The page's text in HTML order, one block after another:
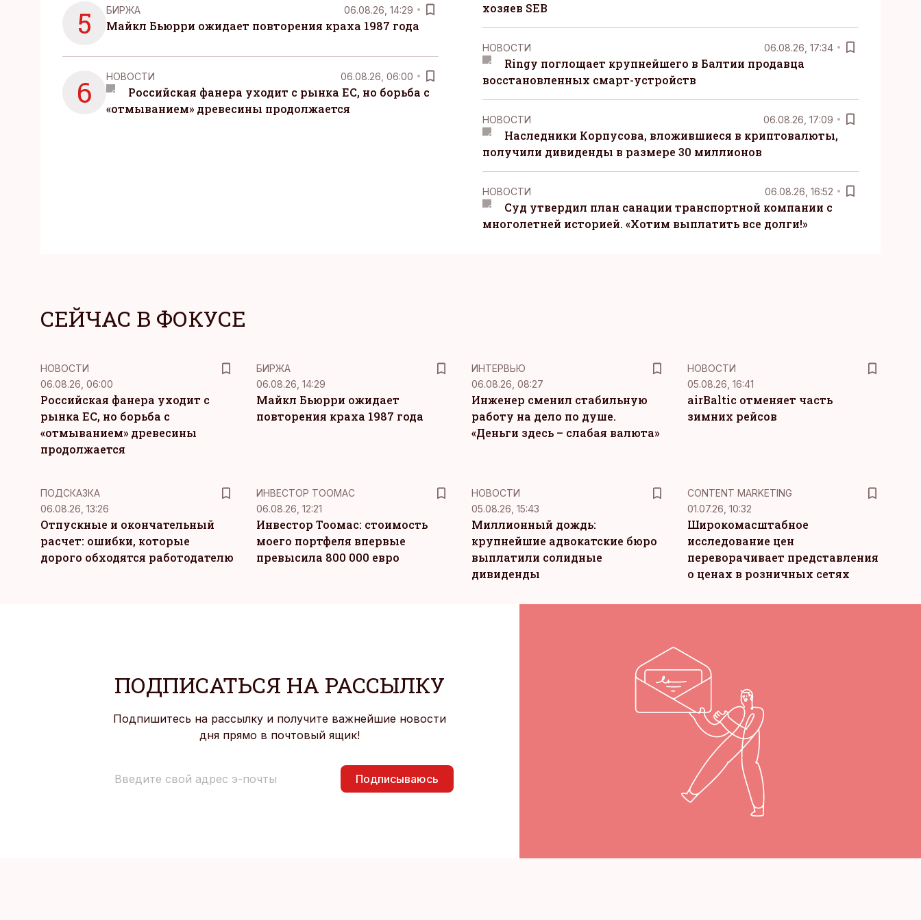
5 БИРЖА 06.08.26, 14:29
Майкл Бьюрри ожидает повторения краха 1987 года
6 НОВОСТИ 06.08.26, 06:00
Российская фанера уходит с рынка ЕС, но борьба с
«отмыванием» древесины продолжается
хозяев SEB
НОВОСТИ 06.08.26, 17:34
Ringy поглощает крупнейшего в Балтии продавца
восстановленных смарт-устройств
НОВОСТИ 06.08.26, 17:09
Наследники Корпусова, вложившиеся в криптовалюты,
получили дивиденды в размере 30 миллионов
НОВОСТИ 06.08.26, 16:52
Суд утвердил план санации транспортной компании с
многолетней историей. «Хотим выплатить все долги!»
СЕЙЧАС В ФОКУСЕ
НОВОСТИ
06.08.26, 06:00
Российская фанера уходит с
рынка ЕС, но борьба с
«отмыванием» древесины
продолжается
БИРЖА
06.08.26, 14:29
Майкл Бьюрри ожидает
повторения краха 1987 года
ИНТЕРВЬЮ
06.08.26, 08:27
Инженер сменил стабильную
работу на дело по душе.
«Деньги здесь – слабая валюта»
НОВОСТИ
05.08.26, 16:41
airBaltic отменяет часть
зимних рейсов
ПОДСКАЗКА
06.08.26, 13:26
Отпускные и окончательный
расчет: ошибки, которые
дорого обходятся работодателю
ИНВЕСТОР ТООМАС
06.08.26, 12:21
Инвестор Тоомас: стоимость
моего портфеля впервые
превысила 800 000 евро
НОВОСТИ
05.08.26, 15:43
Миллионный дождь:
крупнейшие адвокатские бюро
выплатили солидные
дивиденды
KM
CONTENT MARKETING
01.07.26, 10:32
Широкомасштабное
исследование цен
переворачивает представления
о ценах в розничных сетях
ПОДПИСАТЬСЯ НА РАССЫЛКУ
Подпишитесь на рассылку и получите важнейшие новости
дня прямо в почтовый ящик!
Подписываюсь